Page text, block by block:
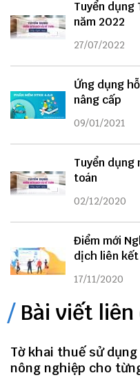
Tuyển dụng
năm 2022
27/07/2022
Ứng dụng
nâng cấp
09/01/2021
Tuyển dụng
toán
02/12/2020
Điểm mới
dịch liên kết
17/11/2020
Bài viết liên
Tờ khai thuế sử
nông nghiệp cho